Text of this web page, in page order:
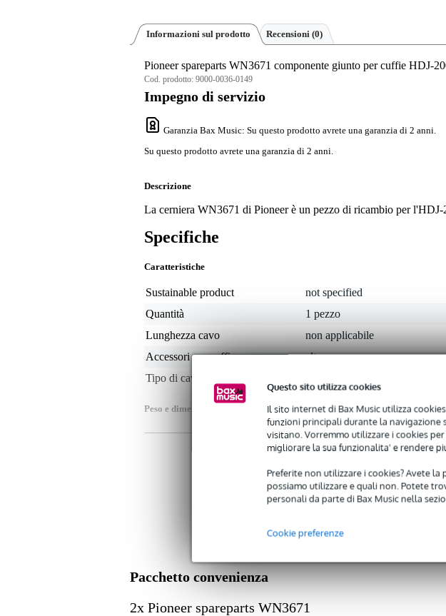
Questo sito utilizza cookies
Il sito internet di Bax Music utilizza
funzioni principali durante la
visitano. Vorremmo utilizzare i cookies
migliorare la sua funzionalita' e rendere
Preferite non utilizzare i cookies? Avete
possiamo utilizzare e quali non. Potete
personali da parte di Bax Music nella
Cookie preferenze
Informazioni sul prodotto Recensioni (0)
Pioneer spareparts WN3671 componente giunto per cuffie HDJ-
Cod. prodotto: 9000-0036-0149
Impegno di servizio
Garanzia Bax Music: Su questo prodotto avrete una garanzia di 2 anni.
Su questo prodotto avrete una garanzia di 2 anni.
Descrizione
La cerniera WN3671 di Pioneer è un pezzo di ricambio per
Specifiche
Caratteristiche
Sustainable product
not specified
Quantità
1 pezzo
Lunghezza cavo
non applicabile
Accessori per cuffie
altro
Tipo di cavo
Peso e dimensioni imballaggio incluso
Peso(imballaggio incluso)
3 gr
Pacchetto convenienza
2x Pioneer spareparts WN3671